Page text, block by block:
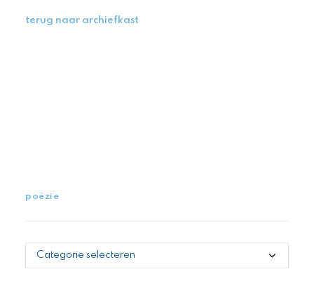
terug naar archiefkast
poëzie
poëzie